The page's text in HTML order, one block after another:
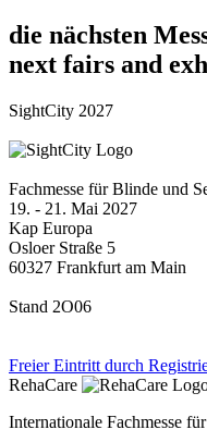
die nächsten
next fairs and
SightCity 2027
Fachmesse für Blinde und
19. - 21. Mai 2027
Kap Europa
Osloer Straße 5
60327 Frankfurt am Main
Stand 2O06
Freier Eintritt durch
RehaCare
Internationale Fachmesse